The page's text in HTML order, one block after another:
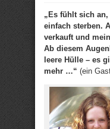
„Es fühlt sich
einfach sterben.
verkauft und
Ab diesem
leere Hülle – es
mehr …“ (ein